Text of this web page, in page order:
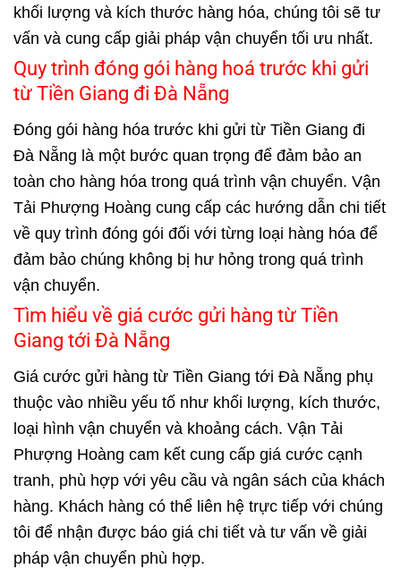
khối lượng và kích thước hàng hóa, chúng tôi sẽ tư
vấn và cung cấp giải pháp vận chuyển tối ưu nhất.
Quy trình đóng gói hàng hoá trước khi gửi
từ Tiền Giang đi Đà Nẵng
Đóng gói hàng hóa trước khi gửi từ Tiền Giang đi
Đà Nẵng là một bước quan trọng để đảm bảo an
toàn cho hàng hóa trong quá trình vận chuyển. Vận
Tải Phượng Hoàng cung cấp các hướng dẫn chi tiết
về quy trình đóng gói đối với từng loại hàng hóa để
đảm bảo chúng không bị hư hỏng trong quá trình
vận chuyển.
Tìm hiểu về giá cước gửi hàng từ Tiền
Giang tới Đà Nẵng
Giá cước gửi hàng từ Tiền Giang tới Đà Nẵng phụ
thuộc vào nhiều yếu tố như khối lượng, kích thước,
loại hình vận chuyển và khoảng cách. Vận Tải
Phượng Hoàng cam kết cung cấp giá cước cạnh
tranh, phù hợp với yêu cầu và ngân sách của khách
hàng. Khách hàng có thể liên hệ trực tiếp với chúng
tôi để nhận được báo giá chi tiết và tư vấn về giải
pháp vận chuyển phù hợp.